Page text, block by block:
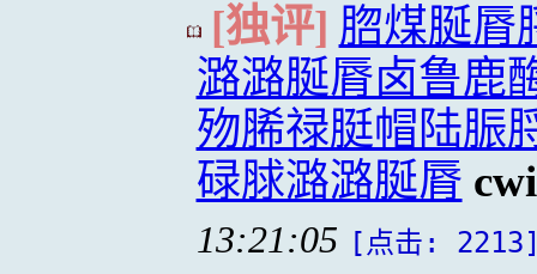
[独评] 脗煤脠脣
潞潞脠脣卤鲁鹿
歾脪禄脡帽陆脤
碌脙潞潞脠脣
13:21:05 [点击: